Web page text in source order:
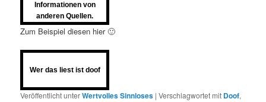
Informationen von
anderen Quellen.
Zum Beispiel diesen hier 🙂
Wer das liest ist doof
Veröffentlicht unterWertvolles Sinnloses |Verschlagwortet mit Doof,